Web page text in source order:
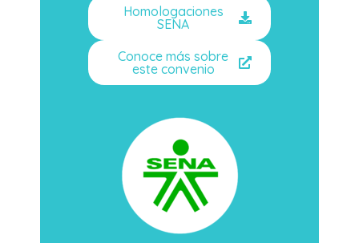
Homologaciones
SENA
Conoce más sobre
este convenio